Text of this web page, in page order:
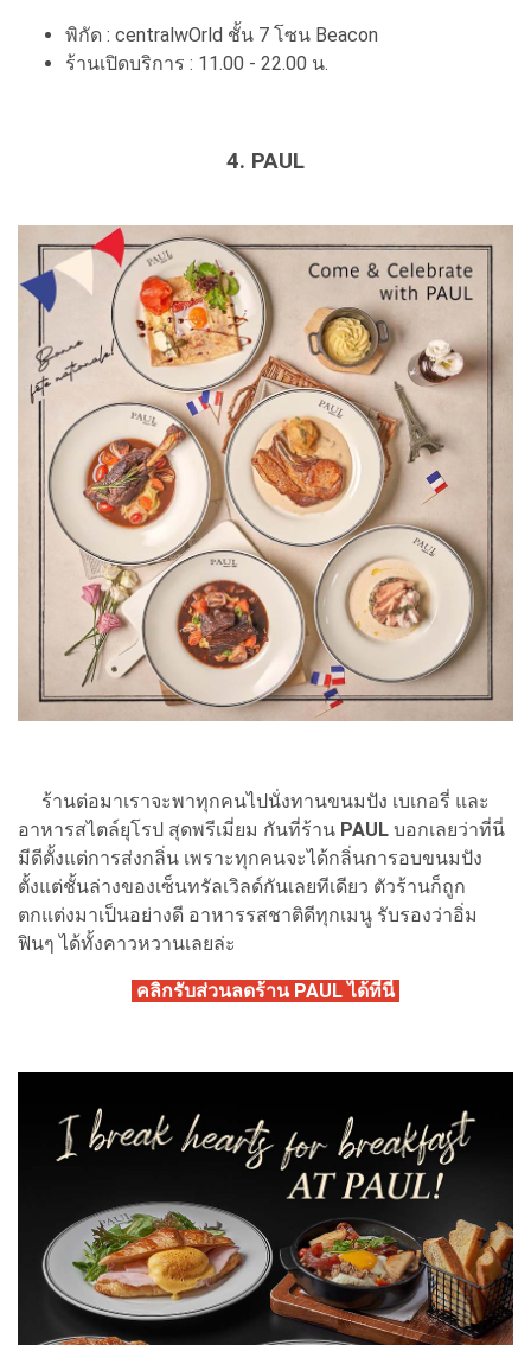
พิกัด : centralwOrld ชั้น 7 โซน Beacon
ร้านเปิดบริการ : 11.00 - 22.00 น.
4. PAUL
ร้านต่อมาเราจะพาทุกคนไปนั่งทานขนมปัง เบเกอรี่ และ
อาหารสไตล์ยุโรป สุดพรีเมี่ยม กันที่ร้าน PAUL บอกเลยว่าที่นี่
มีดีตั้งแต่การส่งกลิ่น เพราะทุกคนจะได้กลิ่นการอบขนมปัง
ตั้งแต่ชั้นล่างของเซ็นทรัลเวิลด์กันเลยทีเดียว ตัวร้านก็ถูก
ตกแต่งมาเป็นอย่างดี อาหารรสชาติดีทุกเมนู รับรองว่าอิ่ม
ฟินๆ ได้ทั้งคาวหวานเลยล่ะ
คลิกรับส่วนลดร้าน PAUL ได้ที่นี่